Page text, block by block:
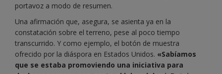
portavoz a modo de resumen.
Una afirmación que, asegura, se asienta ya en la
constatación sobre el terreno, pese al poco tiempo
transcurrido. Y como ejemplo, el botón de muestra
ofrecido por la diáspora en Estados Unidos. «Sabíamos
que se estaba promoviendo una iniciativa para